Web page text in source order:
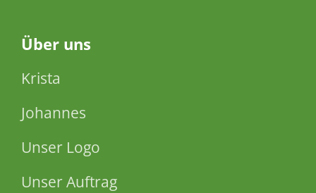
Über uns
Krista
Johannes
Unser Logo
Unser Auftrag